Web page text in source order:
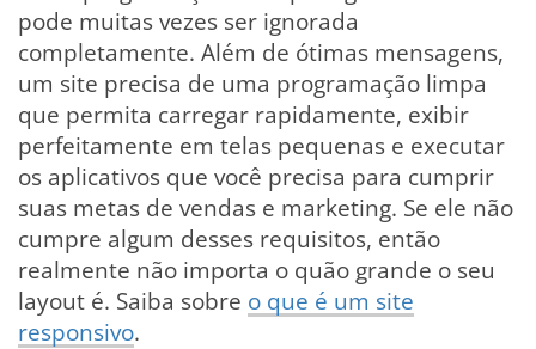
pode muitas vezes ser ignorada
completamente. Além de ótimas mensagens,
um site precisa de uma programação limpa
que permita carregar rapidamente, exibir
perfeitamente em telas pequenas e executar
os aplicativos que você precisa para cumprir
suas metas de vendas e marketing. Se ele não
cumpre algum desses requisitos, então
realmente não importa o quão grande o seu
layout é. Saiba sobre o que é um site
responsivo.